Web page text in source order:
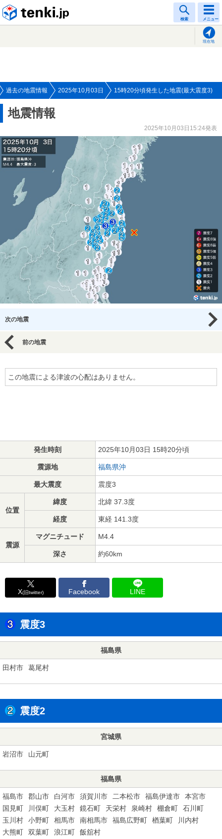
検索 メニュー
現在地
過去の地震情報 2025年10月03日 15時20分頃発生した地震(最大震度3)
地震情報
2025年10月03日15:24発表
次の地震
前の地震
この地震による津波の心配はありません。
発生時刻 2025年10月03日 15時20分頃
震源地 福島県沖
最大震度 震度3
位置
緯度 北緯 37.3度
経度 東経 141.3度
震源
マグニチュード M4.4
深さ 約60km
X(旧twitter) Facebook LINE
震度3
福島県
田村市 葛尾村
震度2
宮城県
岩沼市 山元町
福島県
福島市 郡山市 白河市 須賀川市 二本松市 福島伊達市
本宮市
国見町
川俣町 大玉村 鏡石町 天栄村 泉崎村 棚倉町
石川町
玉川村
小野町 相馬市 南相馬市 福島広野町 楢葉町
川内村
大熊町
双葉町 浪江町 飯舘村